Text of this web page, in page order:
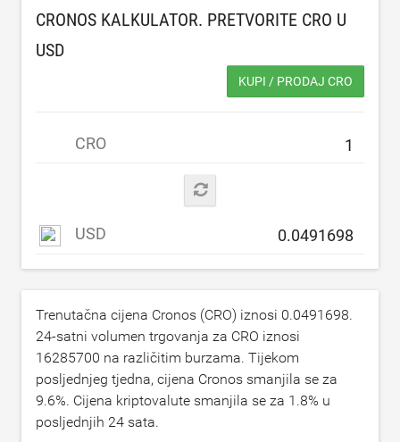
CRONOS KALKULATOR. PRETVORITE CRO U
USD
KUPI / PRODAJ CRO
CRO
USD
Trenutačna cijena Cronos (CRO) iznosi 0.0491698.
24-satni volumen trgovanja za CRO iznosi
16285700 na različitim burzama. Tijekom
posljednjeg tjedna, cijena Cronos smanjila se za
9.6%. Cijena kriptovalute smanjila se za 1.8% u
posljednjih 24 sata.